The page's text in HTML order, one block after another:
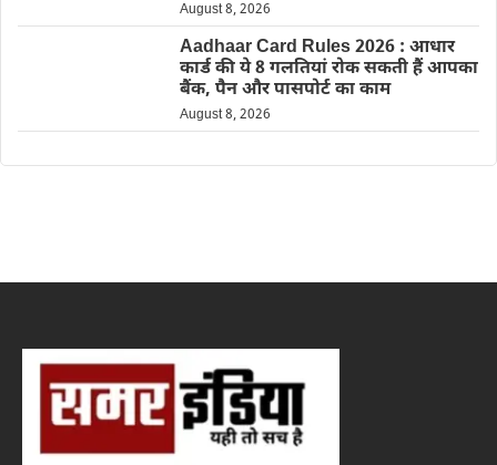
August 8, 2026
Aadhaar Card Rules 2026 : आधार
कार्ड की ये 8 गलतियां रोक सकती हैं आपका
बैंक, पैन और पासपोर्ट का काम
August 8, 2026